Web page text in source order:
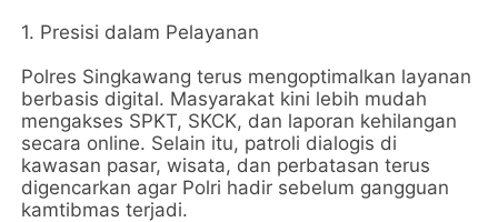
1. Presisi dalam Pelayanan
Polres Singkawang terus mengoptimalkan layanan
berbasis digital. Masyarakat kini lebih mudah
mengakses SPKT, SKCK, dan laporan kehilangan
secara online. Selain itu, patroli dialogis di
kawasan pasar, wisata, dan perbatasan terus
digencarkan agar Polri hadir sebelum gangguan
kamtibmas terjadi.